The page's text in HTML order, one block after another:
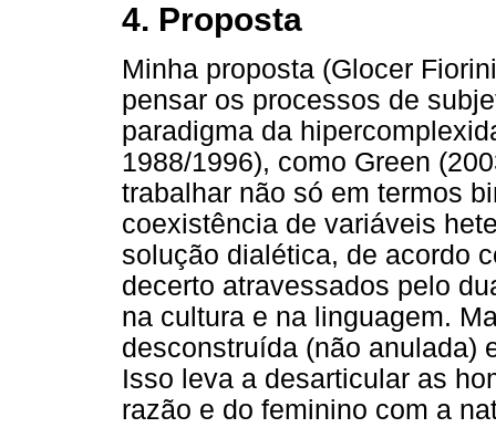
4. Proposta
Minha proposta (Glocer
pensar os processos de
paradigma da
1988/1996), como Green
trabalhar não só em termos
coexistência de variáveis
solução dialética, de acordo
decerto atravessados pelo
na cultura e na linguagem.
desconstruída (não anulada)
Isso leva a desarticular as
razão e do feminino com a